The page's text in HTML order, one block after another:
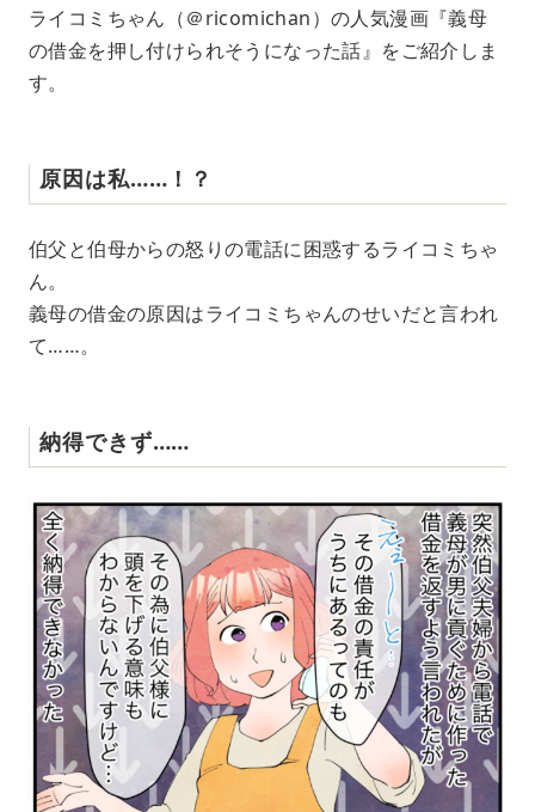
ライコミちゃん（＠ricomichan）の人気漫画『義母
の借金を押し付けられそうになった話』をご紹介しま
す。
原因は私……！？
伯父と伯母からの怒りの電話に困惑するライコミちゃ
ん。
義母の借金の原因はライコミちゃんのせいだと言われ
て……。
納得できず……